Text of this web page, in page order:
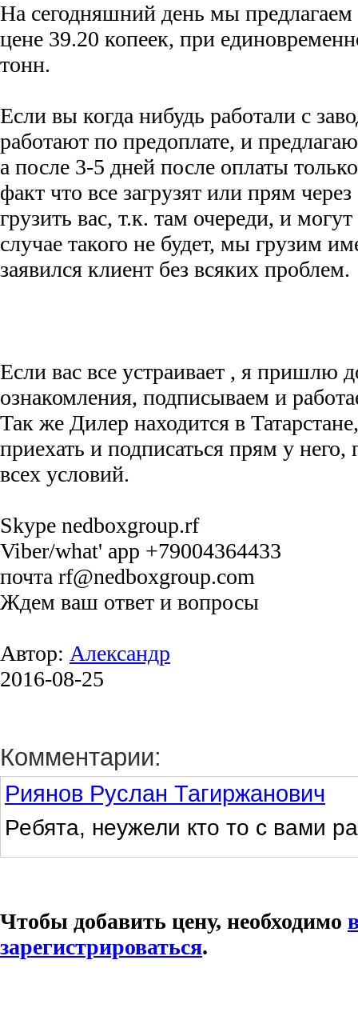
На сегодняшний день мы предлагаем
цене 39.20 копеек, при
тонн.
Если вы когда нибудь работали с
работают по предоплате, и
а после 3-5 дней после оплаты
факт что все загрузят или прям
грузить вас, т.к. там очереди, и
случае такого не будет, мы грузим
заявился клиент без всяких проблем.
Если вас все устраивает , я пришлю
ознакомления, подписываем и
Так же Дилер находится в
приехать и подписаться прям у него,
всех условий.
Skype nedboxgroup.rf
Viber/what' app +79004364433
почта rf@nedboxgroup.com
Ждем ваш ответ и вопросы
Автор: Александр
2016-08-25
Комментарии:
Риянов Руслан Тагиржанович
Ребята, неужели кто то с вами
Чтобы добавить цену, необходимо
зарегистрироваться.